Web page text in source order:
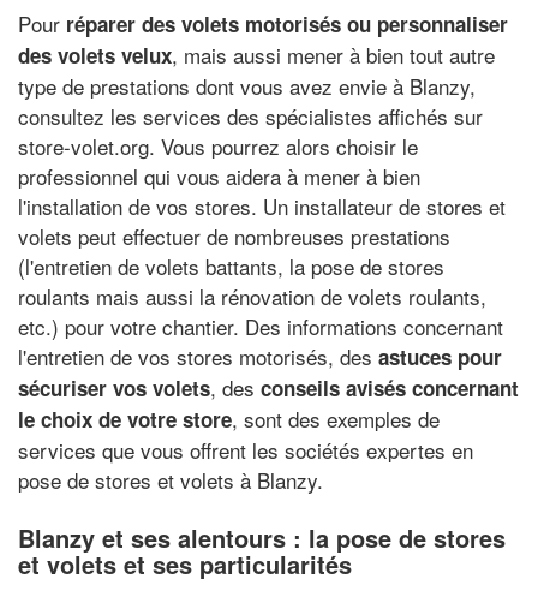
Pour réparer des volets motorisés ou personnaliser
des volets velux, mais aussi mener à bien tout autre
type de prestations dont vous avez envie à Blanzy,
consultez les services des spécialistes affichés sur
store-volet.org. Vous pourrez alors choisir le
professionnel qui vous aidera à mener à bien
l'installation de vos stores. Un installateur de stores et
volets peut effectuer de nombreuses prestations
(l'entretien de volets battants, la pose de stores
roulants mais aussi la rénovation de volets roulants,
etc.) pour votre chantier. Des informations concernant
l'entretien de vos stores motorisés, des astuces pour
sécuriser vos volets, des conseils avisés concernant
le choix de votre store, sont des exemples de
services que vous offrent les sociétés expertes en
pose de stores et volets à Blanzy.
Blanzy et ses alentours : la pose de stores
et volets et ses particularités